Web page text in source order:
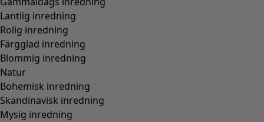
Lantlig inredning
Rolig inredning
Färgglad inredning
Blommig inredning
Natur
Bohemisk inredning
Skandinavisk inredning
Mysig inredning